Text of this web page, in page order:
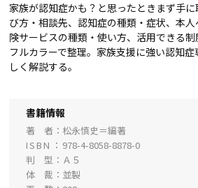
家族が認知症かも？と思ったときまず手
び方・相談先、認知症の種類・症状、本
険サービスの種類・使い方、活用できる
フルカラーで整理。家族支援に強い認知
しく解説する。
書籍情報
著 者
松永慎史＝編著
ISBN
978-4-8058-8878-0
判 型
Ａ５
体 裁
並製